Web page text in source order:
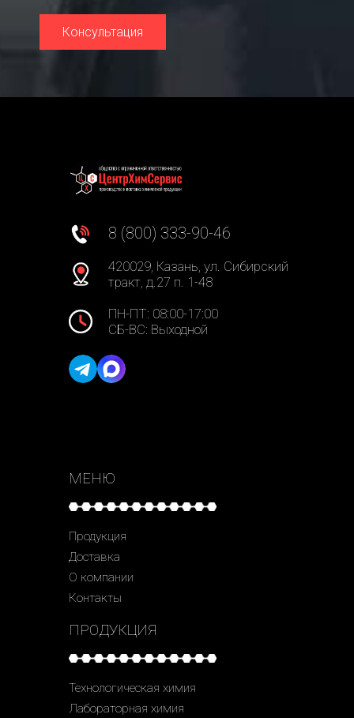
Консультация
8 (800) 333-90-46
420029, Казань, ул. Сибирский
тракт, д.27 п. 1-48
ПН-ПТ: 08:00-17:00
СБ-ВС: Выходной
МЕНЮ
Продукция
Доставка
О компании
Контакты
ПРОДУКЦИЯ
Технологическая химия
Лабораторная химия